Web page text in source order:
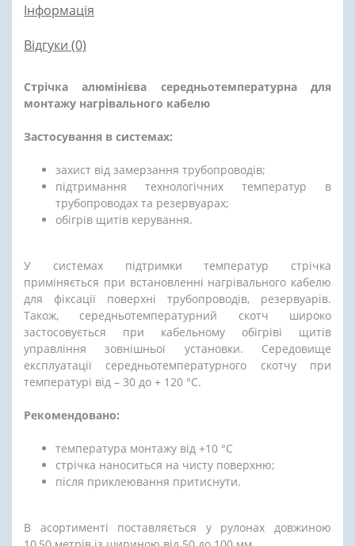
Інформація
Відгуки (0)
Стрічка алюмінієва середньотемпературна для
монтажу нагрівального кабелю
Застосування в системах:
захист від замерзання трубопроводів;
підтримання технологічних температур в
трубопроводах та резервуарах;
обігрів щитів керування.
У системах підтримки температур стрічка
приміняється при встановленні нагрівального кабелю
для фіксації поверхні трубопроводів, резервуарів.
Також, середньотемпературний скотч широко
застосовується при кабельному обігріві щитів
управління зовнішньої установки. Середовище
експлуатації середньотемпературного скотчу при
температурі від – 30 до + 120 °С.
Рекомендовано:
температура монтажу від +10 °С
стрічка наноситься на чисту поверхню;
після приклеювання притиснути.
В асортименті поставляється у рулонах довжиною